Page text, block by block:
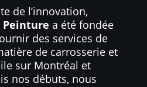
de l’innovation,
Peinture a été fondée
des services de
de carrosserie et
sur Montréal et
nos débuts, nous